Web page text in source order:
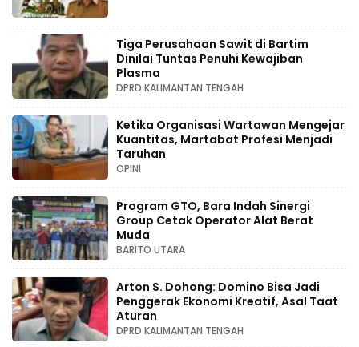
Tiga Perusahaan Sawit di Bartim
Dinilai Tuntas Penuhi Kewajiban
Plasma
DPRD KALIMANTAN TENGAH
Ketika Organisasi Wartawan Mengejar
Kuantitas, Martabat Profesi Menjadi
Taruhan
OPINI
Program GTO, Bara Indah Sinergi
Group Cetak Operator Alat Berat
Muda
BARITO UTARA
Arton S. Dohong: Domino Bisa Jadi
Penggerak Ekonomi Kreatif, Asal Taat
Aturan
DPRD KALIMANTAN TENGAH